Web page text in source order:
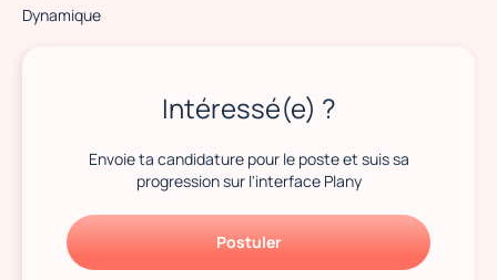
Dynamique
Intéressé(e) ?
Envoie ta candidature pour le poste et suis sa
progression sur l'interface Plany
Postuler